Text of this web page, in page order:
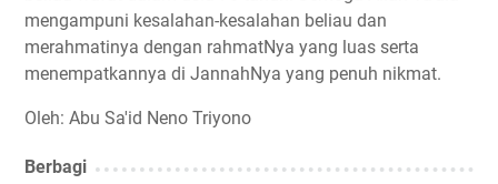
mengampuni kesalahan-kesalahan beliau dan
merahmatinya dengan rahmatNya yang luas serta
menempatkannya di JannahNya yang penuh nikmat.
Oleh: Abu Sa'id Neno Triyono
Berbagi